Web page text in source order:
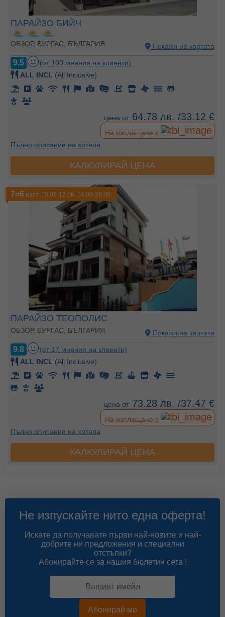
ПАРАЙЗО БИЙЧ
ОБЗОР, БУРГАС, БЪЛГАРИЯ Покажи на картата
9.5
(от 100 мнения на клиенти)
ALL INCL (All Inclusive)
цена от 64.78 лв. /33.12 €
На изплащане с
Пълно описание на хотела
КАЛКУЛИРАЙ ЦЕНА
7=6 наст. 15.05-12.06; 14.09-28.09;
ПАРАЙЗО ТЕОПОЛИС
ОБЗОР, БУРГАС, БЪЛГАРИЯ Покажи на картата
9.8
(от 17 мнения на клиенти)
ALL INCL (All Inclusive)
цена от 73.28 лв. /37.47 €
На изплащане с
Пълно описание на хотела
КАЛКУЛИРАЙ ЦЕНА
Не изпускайте нито една оферта!
Искате да получавате първи най-новите и най-
добрите ни предложения и специални
отстъпки?
Абонирайте се за нашия бюлетин сега !
Абонирай ме